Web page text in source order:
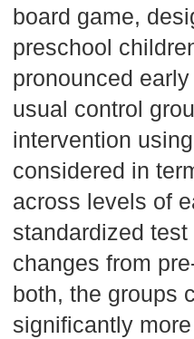
board game,
preschool
pronounced
usual control
intervention
considered in
across levels of
standardized
changes from
both, the groups
significantly